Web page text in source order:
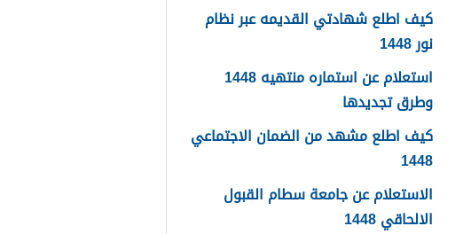
كيف اطلع شهادتي القديمه عبر نظام
نور 1448
استعلام عن استماره منتهيه 1448
وطرق تجديدها
كيف اطلع مشهد من الضمان الاجتماعي
1448
الاستعلام عن جامعة سطام القبول
الالحاقي 1448